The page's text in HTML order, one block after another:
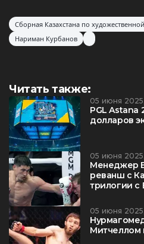
Сборная Казахстана по
Нариман Курбанов
Читать также:
05 июня
PGL Astana
долларов
05 июня
Менеджер
реванш с
трилогии
05 июня
Митчеллом